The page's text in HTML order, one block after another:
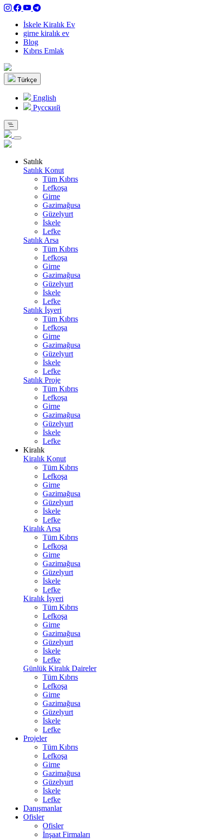
İskele Kiralık Ev
girne kiralık ev
Blog
Kıbrıs Emlak
Türkçe
English
Pусский
Satılık
Satılık Konut
Tüm Kıbrıs
Lefkoşa
Girne
Gazimağusa
Güzelyurt
İskele
Lefke
Satılık Arsa
Tüm Kıbrıs
Lefkoşa
Girne
Gazimağusa
Güzelyurt
İskele
Lefke
Satılık İşyeri
Tüm Kıbrıs
Lefkoşa
Girne
Gazimağusa
Güzelyurt
İskele
Lefke
Satılık Proje
Tüm Kıbrıs
Lefkoşa
Girne
Gazimağusa
Güzelyurt
İskele
Lefke
Kiralık
Kiralık Konut
Tüm Kıbrıs
Lefkoşa
Girne
Gazimağusa
Güzelyurt
İskele
Lefke
Kiralık Arsa
Tüm Kıbrıs
Lefkoşa
Girne
Gazimağusa
Güzelyurt
İskele
Lefke
Kiralık İşyeri
Tüm Kıbrıs
Lefkoşa
Girne
Gazimağusa
Güzelyurt
İskele
Lefke
Günlük Kiralık Daireler
Tüm Kıbrıs
Lefkoşa
Girne
Gazimağusa
Güzelyurt
İskele
Lefke
Projeler
Tüm Kıbrıs
Lefkoşa
Girne
Gazimağusa
Güzelyurt
İskele
Lefke
Danışmanlar
Ofisler
Ofisler
İnşaat Firmaları